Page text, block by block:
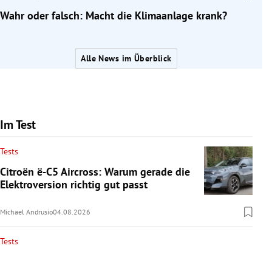
Wahr oder falsch: Macht die Klimaanlage krank?
Alle News im Überblick
Im Test
Tests
Citroën ë-C5 Aircross: Warum gerade die
Elektroversion richtig gut passt
Michael Andrusio04.08.2026
Tests